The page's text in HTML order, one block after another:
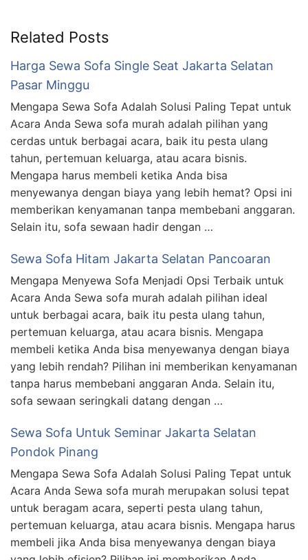
Related Posts
Harga Sewa Sofa Single Seat Jakarta Selatan
Pasar Minggu
Mengapa Sewa Sofa Adalah Solusi Paling Tepat untuk
Acara Anda Sewa sofa murah adalah pilihan yang
cerdas untuk berbagai acara, baik itu pesta ulang
tahun, pertemuan keluarga, atau acara bisnis.
Mengapa harus membeli ketika Anda bisa
menyewanya dengan biaya yang lebih hemat? Opsi ini
memberikan kenyamanan tanpa membebani anggaran.
Selain itu, sofa sewaan hadir dengan …
Sewa Sofa Hitam Jakarta Selatan Pancoaran
Mengapa Menyewa Sofa Menjadi Opsi Terbaik untuk
Acara Anda Sewa sofa murah adalah pilihan ideal
untuk berbagai acara, baik itu pesta ulang tahun,
pertemuan keluarga, atau acara bisnis. Mengapa
membeli ketika Anda bisa menyewanya dengan biaya
yang lebih rendah? Pilihan ini memberikan kenyamanan
tanpa harus membebani anggaran Anda. Selain itu,
sofa sewaan seringkali datang dengan …
Sewa Sofa Untuk Seminar Jakarta Selatan
Pondok Pinang
Mengapa Sewa Sofa Adalah Solusi Paling Tepat untuk
Acara Anda Sewa sofa murah merupakan solusi tepat
untuk beragam acara, seperti pesta ulang tahun,
pertemuan keluarga, atau acara bisnis. Mengapa harus
membeli jika Anda bisa menyewanya dengan biaya